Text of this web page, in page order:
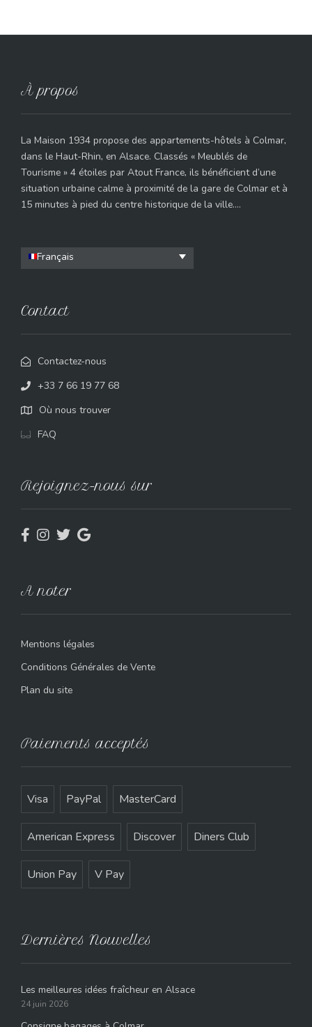
À propos
La Maison 1934 propose des appartements-hôtels à Colmar,
dans le Haut-Rhin, en Alsace. Classés « Meublés de
Tourisme » 4 étoiles par Atout France, ils bénéficient d’une
situation urbaine calme à proximité de la gare de Colmar et à
15 minutes à pied du centre historique de la ville….
Français
Contact
Contactez-nous
+33 7 66 19 77 68
Où nous trouver
FAQ
Rejoignez-nous sur
A noter
Mentions légales
Conditions Générales de Vente
Plan du site
Paiements acceptés
Visa PayPal MasterCard
American Express Discover Diners Club
Union Pay V Pay
Dernières Nouvelles
Les meilleures idées fraîcheur en Alsace
24 juin 2026